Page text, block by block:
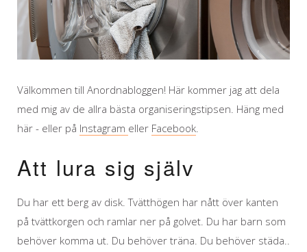
Välkommen till Anordnabloggen! Här kommer jag att dela
med mig av de allra bästa organiseringstipsen. Häng med
här - eller på Instagram eller Facebook.
Att lura sig själv
Du har ett berg av disk. Tvätthögen har nått över kanten
på tvättkorgen och ramlar ner på golvet. Du har barn som
behöver komma ut. Du behöver träna. Du behöver städa..